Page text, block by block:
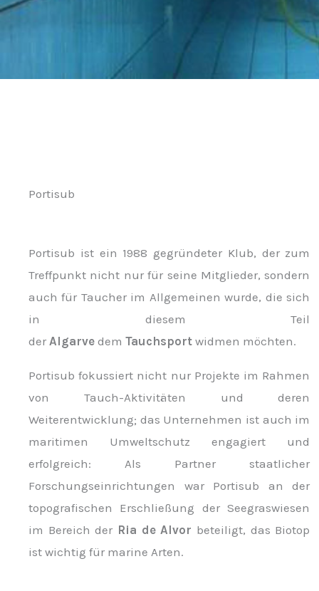
Portisub
Portisub ist ein 1988 gegründeter Klub, der zum
Treffpunkt nicht nur für seine Mitglieder, sondern
auch für Taucher im Allgemeinen wurde, die sich
in diesem Teil
der Algarve dem Tauchsport widmen möchten.
Portisub fokussiert nicht nur Projekte im Rahmen
von Tauch-Aktivitäten und deren
Weiterentwicklung; das Unternehmen ist auch im
maritimen Umweltschutz engagiert und
erfolgreich: Als Partner staatlicher
Forschungseinrichtungen war Portisub an der
topografischen Erschließung der Seegraswiesen
im Bereich der Ria de Alvor beteiligt, das Biotop
ist wichtig für marine Arten.